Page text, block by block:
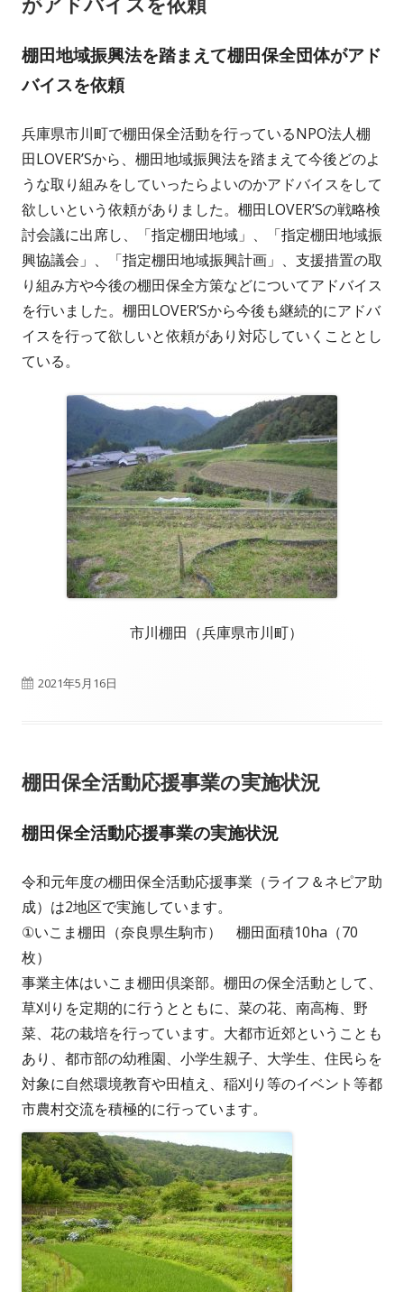
棚田地域振興法を踏まえて棚田保全団体がアド
バイスを依頼
兵庫県市川町で棚田保全活動を行っているNPO法人棚
田LOVER’Sから、棚田地域振興法を踏まえて今後どのよ
うな取り組みをしていったらよいのかアドバイスをして
欲しいという依頼がありました。棚田LOVER’Sの戦略検
討会議に出席し、「指定棚田地域」、「指定棚田地域振
興協議会」、「指定棚田地域振興計画」、支援措置の取
り組み方や今後の棚田保全方策などについてアドバイス
を行いました。棚田LOVER’Sから今後も継続的にアドバ
イスを行って欲しいと依頼があり対応していくこととし
ている。
市川棚田（兵庫県市川町）
公
2021年5月16日
棚田保全活動応援事業の実施状況
棚田保全活動応援事業の実施状況
令和元年度の棚田保全活動応援事業（ライフ＆ネピア助
成）は2地区で実施しています。
①いこま棚田（奈良県生駒市） 棚田面積10ha（70
枚）
事業主体はいこま棚田倶楽部。棚田の保全活動として、
草刈りを定期的に行うとともに、菜の花、南高梅、野
菜、花の栽培を行っています。大都市近郊ということも
あり、都市部の幼稚園、小学生親子、大学生、住民らを
対象に自然環境教育や田植え、稲刈り等のイベント等都
市農村交流を積極的に行っています。